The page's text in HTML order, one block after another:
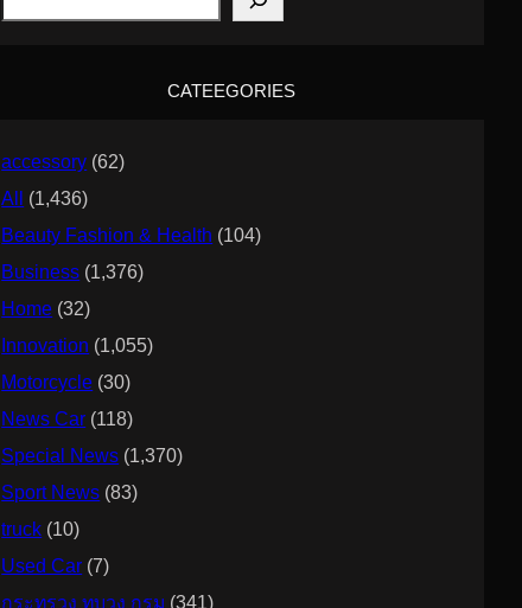
CATEEGORIES
accessory (62)
All
(1,436)
Beauty Fashion & Health (104)
Business (1,376)
Home (32)
Innovation (1,055)
Motorcycle (30)
News Car (118)
Special News (1,370)
Sport News (83)
truck (10)
Used Car (7)
กระทรวง ทบวง กรม (341)